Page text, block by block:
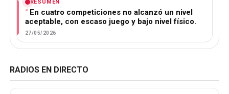
RESUMEN
En cuatro competiciones no alcanzó un nivel
aceptable, con escaso juego y bajo nivel físico.
27/05/2026
RADIOS EN DIRECTO